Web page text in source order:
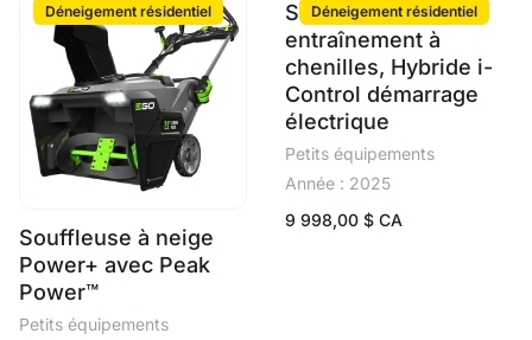
Déneigement résidentiel
Souffleuse à neige
Power+ avec Peak
Power™
Petits équipements
Déneigement résidentiel
Souffleuse 36 po,
entraînement à
chenilles, Hybride i-
Control démarrage
électrique
Petits équipements
Année : 2025
9 998,00 $ CA